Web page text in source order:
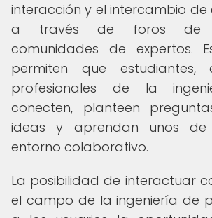
interacción y el intercambio de
a través de foros de
comunidades de expertos.
permiten que estudiantes,
profesionales de la
conecten, planteen
ideas y aprendan unos
entorno colaborativo.
La posibilidad de interactuar
el campo de la ingeniería de